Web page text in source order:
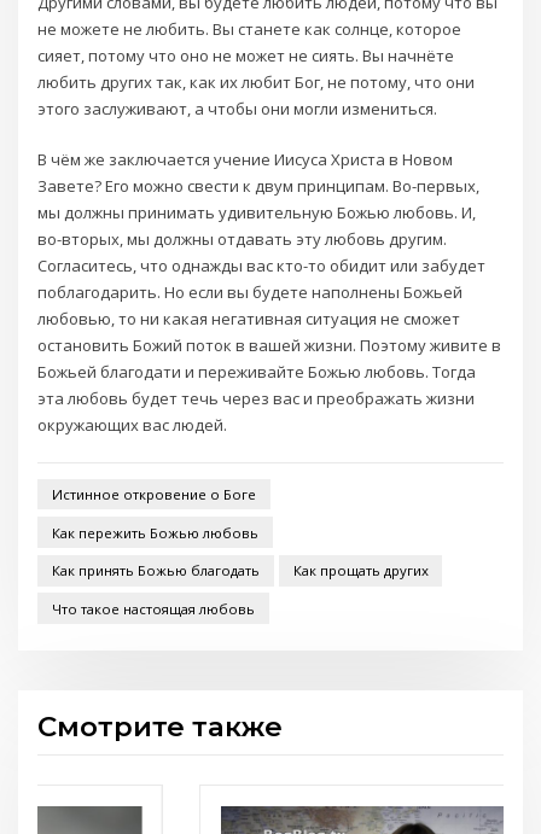
не можете не любить. Вы станете как солнце, которое
сияет, потому что оно не может не сиять. Вы начнёте
любить других так, как их любит Бог, не потому, что они
этого заслуживают, а чтобы они могли измениться.
В чём же заключается учение Иисуса Христа в Новом
Завете? Его можно свести к двум принципам. Во-первых,
мы должны принимать удивительную Божью любовь. И,
во-вторых, мы должны отдавать эту любовь другим.
Согласитесь, что однажды вас кто-то обидит или забудет
поблагодарить. Но если вы будете наполнены Божьей
любовью, то ни какая негативная ситуация не сможет
остановить Божий поток в вашей жизни. Поэтому живите в
Божьей благодати и переживайте Божью любовь. Тогда
эта любовь будет течь через вас и преображать жизни
окружающих вас людей.
Истинное откровение о Боге
Как пережить Божью любовь
Как принять Божью благодать Как прощать других
Что такое настоящая любовь
Смотрите также